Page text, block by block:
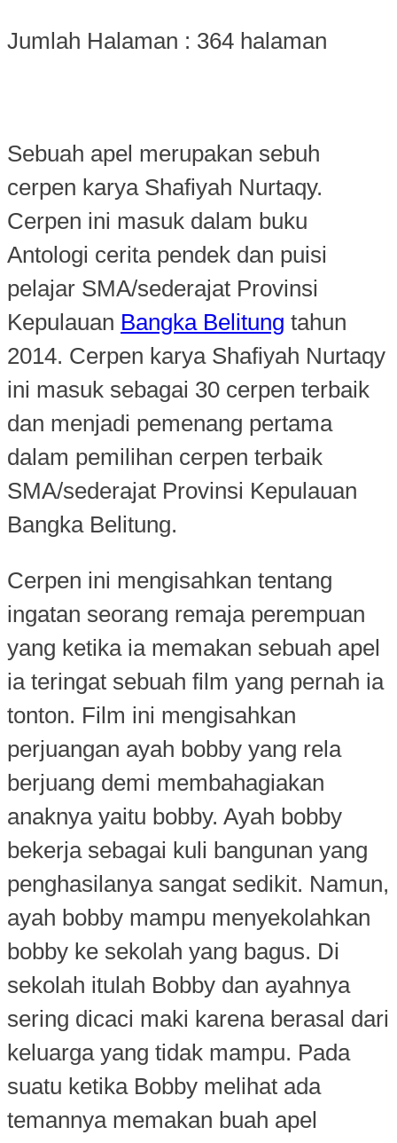
Jumlah Halaman : 364 halaman
Sebuah apel merupakan sebuh
cerpen karya Shafiyah Nurtaqy.
Cerpen ini masuk dalam buku
Antologi cerita pendek dan puisi
pelajar SMA/sederajat Provinsi
Kepulauan Bangka Belitung tahun
2014. Cerpen karya Shafiyah Nurtaqy
ini masuk sebagai 30 cerpen terbaik
dan menjadi pemenang pertama
dalam pemilihan cerpen terbaik
SMA/sederajat Provinsi Kepulauan
Bangka Belitung.
Cerpen ini mengisahkan tentang
ingatan seorang remaja perempuan
yang ketika ia memakan sebuah apel
ia teringat sebuah film yang pernah ia
tonton. Film ini mengisahkan
perjuangan ayah bobby yang rela
berjuang demi membahagiakan
anaknya yaitu bobby. Ayah bobby
bekerja sebagai kuli bangunan yang
penghasilanya sangat sedikit. Namun,
ayah bobby mampu menyekolahkan
bobby ke sekolah yang bagus. Di
sekolah itulah Bobby dan ayahnya
sering dicaci maki karena berasal dari
keluarga yang tidak mampu. Pada
suatu ketika Bobby melihat ada
temannya memakan buah apel